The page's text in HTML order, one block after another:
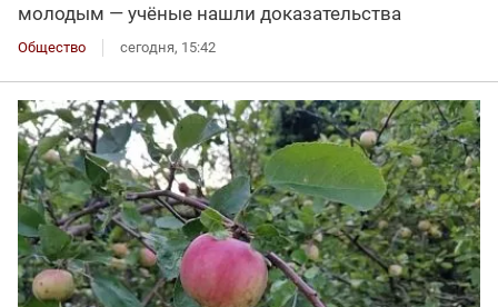
молодым — учёные нашли доказательства
Общество сегодня, 15:42